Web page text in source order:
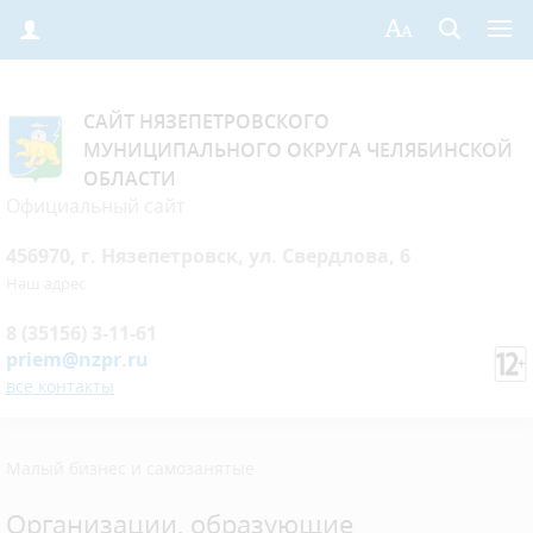
САЙТ НЯЗЕПЕТРОВСКОГО
МУНИЦИПАЛЬНОГО ОКРУГА ЧЕЛЯБИНСКОЙ
ОБЛАСТИ
priem@nzpr.ru
все контакты
Организации, образующие